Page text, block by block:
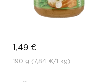
1,49 €
190 g (7,84 €/1 kg)